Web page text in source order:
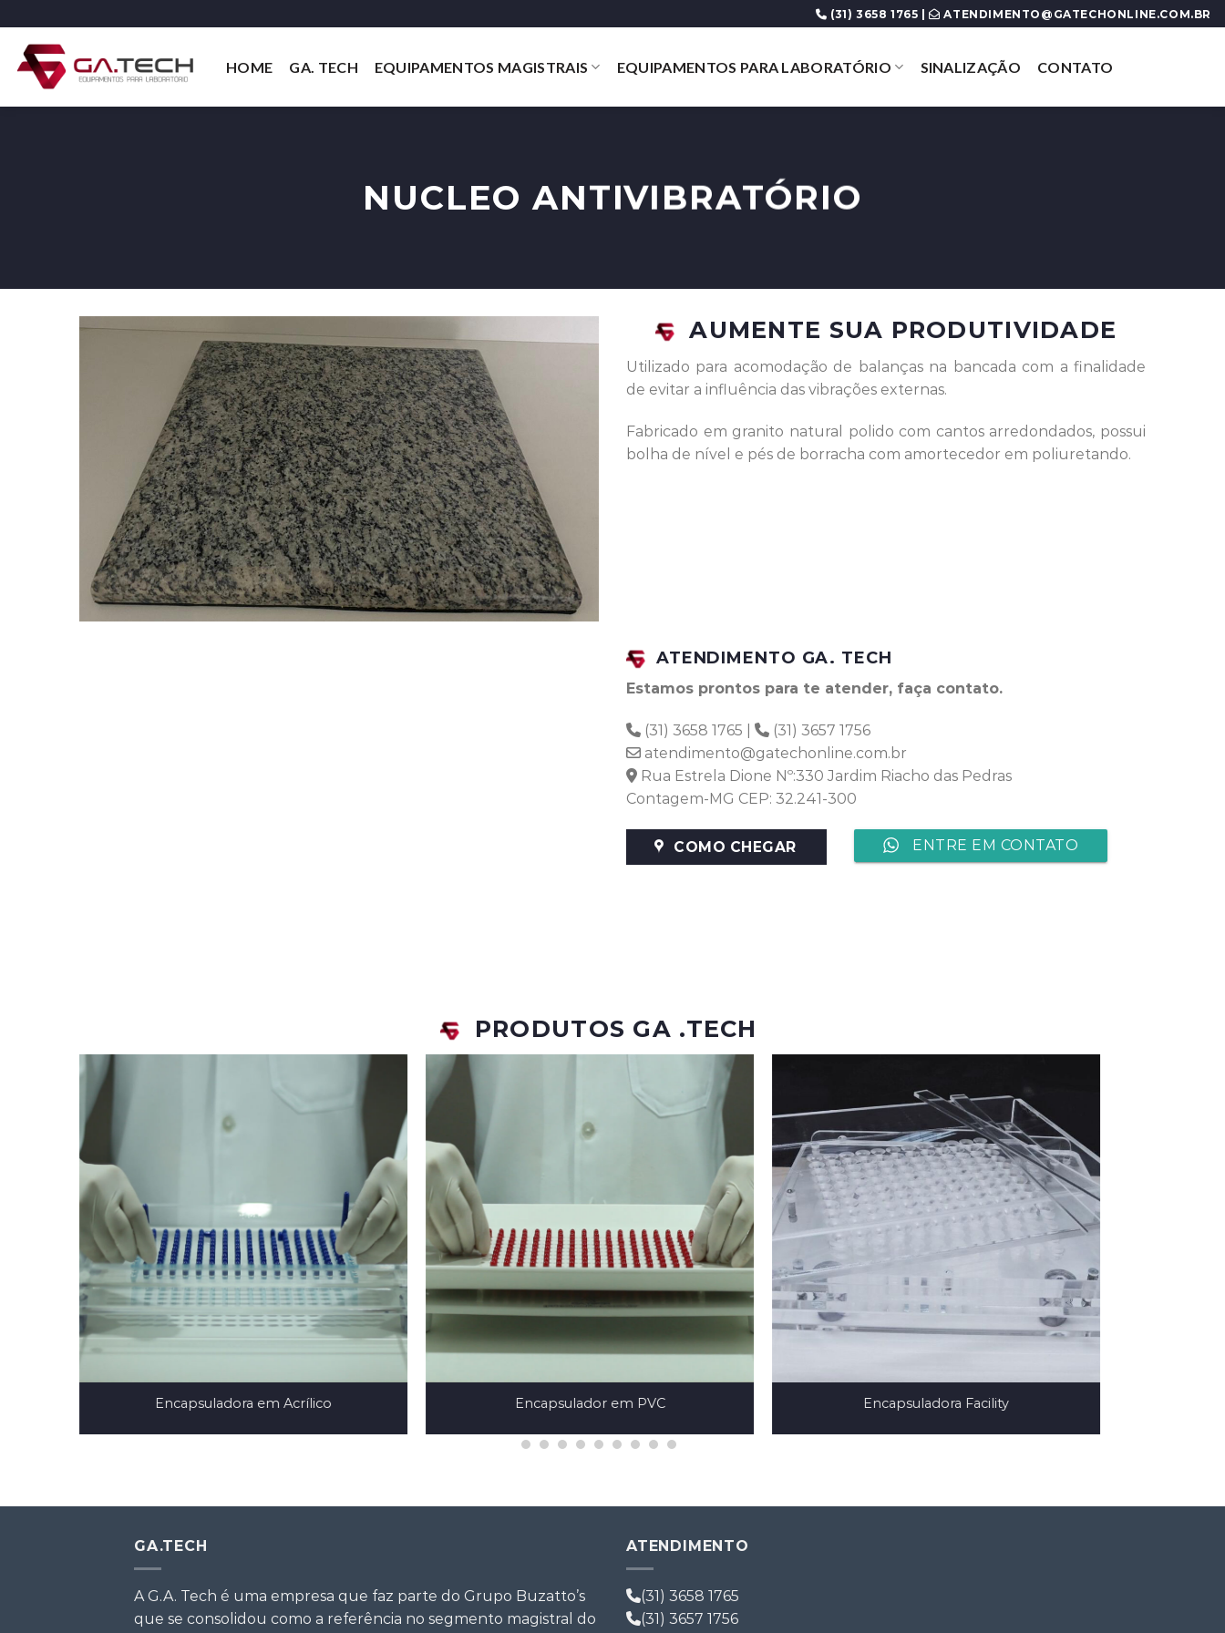
to
content
(31) 3658 1765 | ATENDIMENTO@GATECHONLINE.COM.BR
HOME GA. TECH EQUIPAMENTOS MAGISTRAIS EQUIPAMENTOS PARA LABORATÓRIO SINALIZAÇÃO CONTATO
NUCLEO ANTIVIBRATÓRIO
AUMENTE SUA PRODUTIVIDADE
Utilizado para acomodação de balanças na bancada com a finalidade
de evitar a influência das vibrações externas.
Fabricado em granito natural polido com cantos arredondados, possui
bolha de nível e pés de borracha com amortecedor em poliuretando.
ATENDIMENTO GA. TECH
Estamos prontos para te atender, faça contato.
(31) 3658 1765 |
(31) 3657 1756
atendimento@gatechonline.com.br
Rua Estrela Dione Nº:330 Jardim Riacho das Pedras
Contagem-MG CEP: 32.241-300
COMO CHEGAR ENTRE EM CONTATO
PRODUTOS GA .TECH
Auxiliador para Abertura de Capsulas Encapsuladora Semi-Automatica Dosador de Pellets
GA.TECH
A G.A. Tech é uma empresa que faz parte do Grupo Buzatto’s
que se consolidou como a referência no segmento magistral do
ATENDIMENTO
(31) 3658 1765
(31) 3657 1756